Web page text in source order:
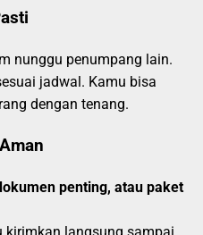
nunggu penumpang lain.
jadwal. Kamu bisa
dengan tenang.
penting, atau paket